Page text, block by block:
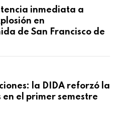
inmediata a
en
de San Francisco de
la DIDA reforzó la
el primer semestre